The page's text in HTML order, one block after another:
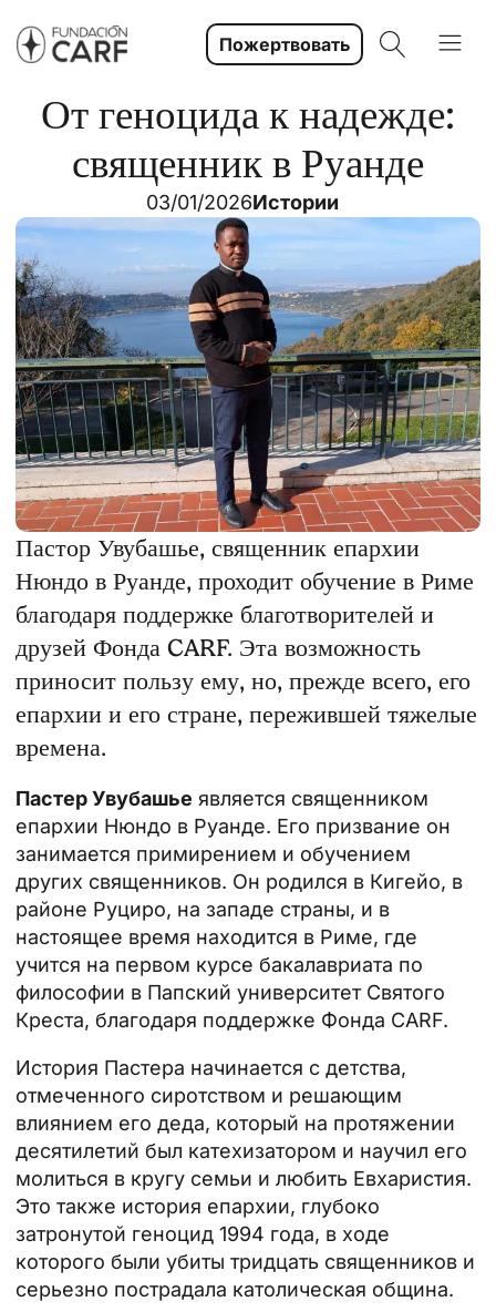
Пожертвовать
От геноцида к надежде:
священник в Руанде
03/01/2026Истории
Пастор Увубашье, священник епархии
Нюндо в Руанде, проходит обучение в Риме
благодаря поддержке благотворителей и
друзей Фонда CARF. Эта возможность
приносит пользу ему, но, прежде всего, его
епархии и его стране, пережившей тяжелые
времена.
Пастер Увубашье является священником
епархии Нюндо в Руанде. Его призвание он
занимается примирением и обучением
других священников. Он родился в Кигейо, в
районе Руциро, на западе страны, и в
настоящее время находится в Риме, где
учится на первом курсе бакалавриата по
философии в Папский университет Святого
Креста, благодаря поддержке Фонда CARF.
История Пастера начинается с детства,
отмеченного сиротством и решающим
влиянием его деда, который на протяжении
десятилетий был катехизатором и научил его
молиться в кругу семьи и любить Евхаристия.
Это также история епархии, глубоко
затронутой геноцид 1994 года, в ходе
которого были убиты тридцать священников и
серьезно пострадала католическая община.